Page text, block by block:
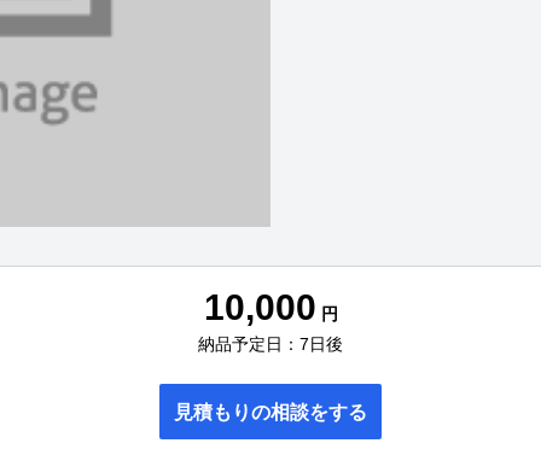
10,000 円
納品予定日：7日後
見積もりの相談をする